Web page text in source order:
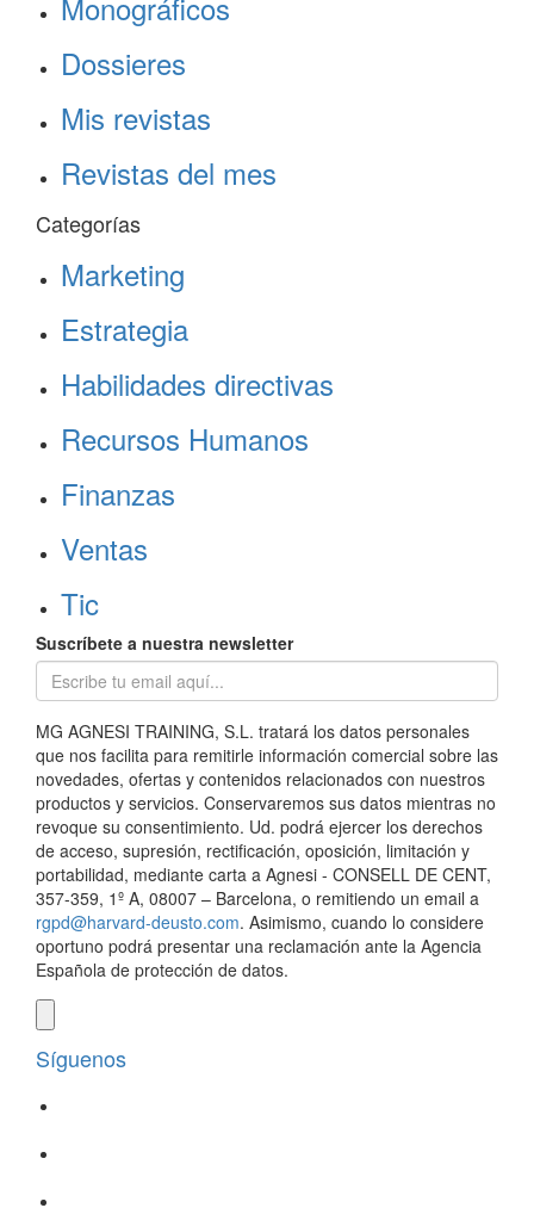
Dossieres
Mis revistas
Revistas del mes
Categorías
Marketing
Estrategia
Habilidades directivas
Recursos Humanos
Finanzas
Ventas
Tic
Suscríbete a nuestra newsletter
MG AGNESI TRAINING, S.L. tratará los datos personales
que nos facilita para remitirle información comercial sobre las
novedades, ofertas y contenidos relacionados con nuestros
productos y servicios. Conservaremos sus datos mientras no
revoque su consentimiento. Ud. podrá ejercer los derechos
de acceso, supresión, rectificación, oposición, limitación y
portabilidad, mediante carta a Agnesi - CONSELL DE CENT,
357-359, 1º A, 08007 – Barcelona, o remitiendo un email a
rgpd@harvard-deusto.com. Asimismo, cuando lo considere
oportuno podrá presentar una reclamación ante la Agencia
Española de protección de datos.
Síguenos